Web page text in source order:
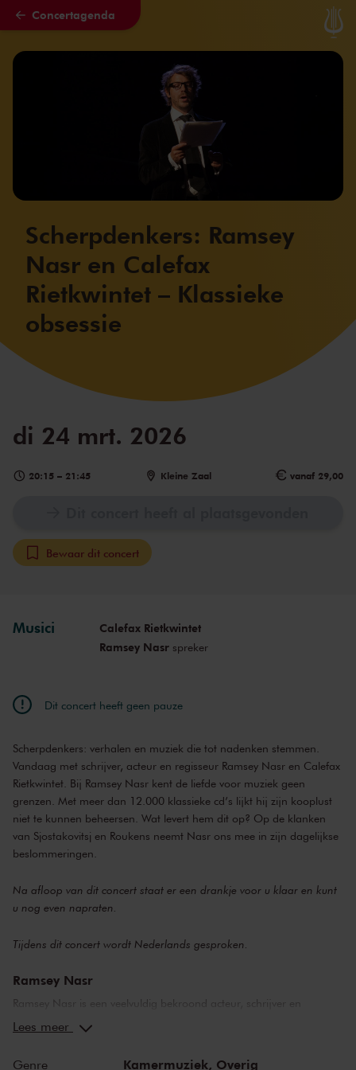
Naar hoofdcontent
Concertagenda
Scherpdenkers: Ramsey
Nasr en Calefax
Rietkwintet – Klassieke
obsessie
di 24 mrt. 2026
20:15 – 21:45 Kleine Zaal vanaf 29,00
Bewaar dit concert
Musici
Calefax Rietkwintet
Ramsey Nasrspreker
Dit concert heeft geen pauze
Scherpdenkers: verhalen en muziek die tot nadenken stemmen.
Vandaag met schrijver, acteur en regisseur Ramsey Nasr en Calefax
Rietkwintet. Bij Ramsey Nasr kent de liefde voor muziek geen
grenzen. Met meer dan 12.000 klassieke cd’s lijkt hij zijn kooplust
niet te kunnen beheersen. Wat levert hem dit op? Op de klanken
van Sjostakovitsj en Roukens neemt Nasr ons mee in zijn dagelijkse
beslommeringen.
Na afloop van dit concert staat er een drankje voor u klaar en kunt
u nog even napraten.
Tijdens dit concert wordt Nederlands gesproken.
Ramsey Nasr
Ramsey Nasr is een veelvuldig bekroond acteur, schrijver en
regisseur. Hij was lange tijd verbonden aan Internationaal Theater
Lees meer
Genre Kamermuziek, Overig